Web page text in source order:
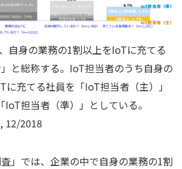
自身の業務の1割以上をIoTに充てる
と総称する。IoT担当者のうち自身の
に充てる社員を「IoT担当者（主）」
IoT担当者（準）」としている。
12/2018
査」では、企業の中で自身の業務の1割